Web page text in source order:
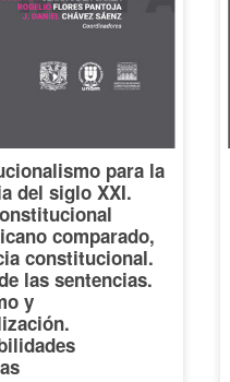
para la
del siglo XXI.
comparado,
constitucional.
las sentencias.
y